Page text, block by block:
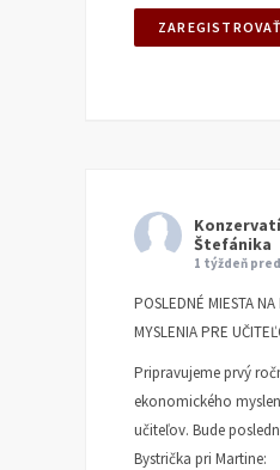
Štefánika
1 týždeň pred
POSLEDNÉ MIESTA
MYSLENIA PRE
Pripravujeme prvý
ekonomického
učiteľov. Bude
Bystrička pri Martine: